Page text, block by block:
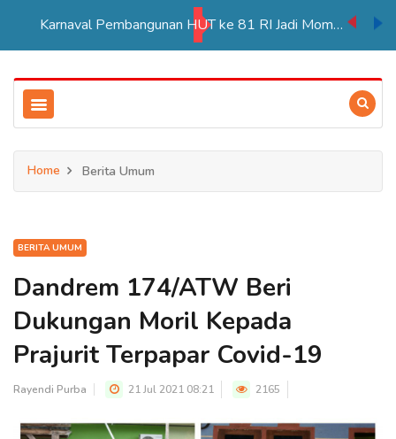
Karnaval Pembangunan HUT ke 81 RI Jadi Momentum Perkuat Persatuan di Merauke
Home Berita Umum
BERITA UMUM
Dandrem 174/ATW Beri
Dukungan Moril Kepada
Prajurit Terpapar Covid-19
Rayendi Purba 21 Jul 2021 08:21 2165